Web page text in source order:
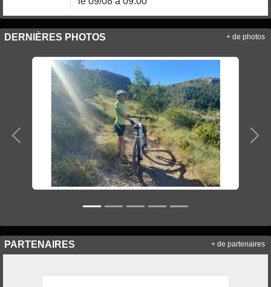
DERNIÈRES PHOTOS
Précedent
+ de photos
PARTENAIRES + de partenaires